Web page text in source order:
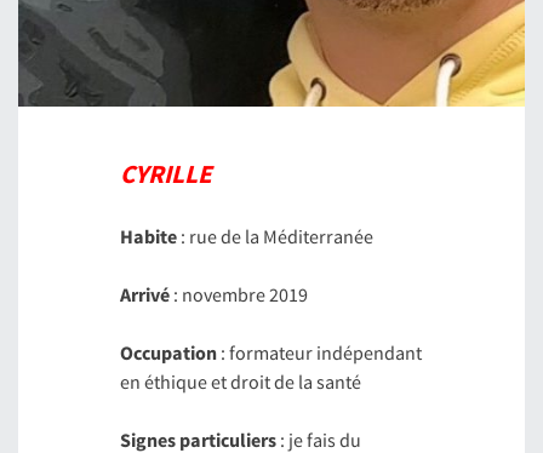
CYRILLE
Habite: rue de la Méditerranée
Arrivé: novembre 2019
Occupation: formateur indépendant
en éthique et droit de la santé
Signes particuliers: je fais du